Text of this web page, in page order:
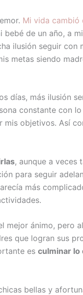
Mi vida cambió
de un año, a
ilusión seguir
metas siendo
días, más ilusión
constante con
mis objetivos. Así
, aunque a veces
para seguir
más
mejor ánimo, pero
que logran sus
es culminar lo
bellas y